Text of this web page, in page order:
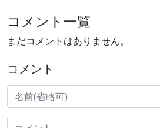
コメント一覧
まだコメントはありません。
コメント